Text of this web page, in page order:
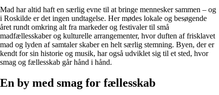
Mad har altid haft en særlig evne til at bringe mennesker sammen – og
i Roskilde er det ingen undtagelse. Her mødes lokale og besøgende
året rundt omkring alt fra markeder og festivaler til små
madfællesskaber og kulturelle arrangementer, hvor duften af frisklavet
mad og lyden af samtaler skaber en helt særlig stemning. Byen, der er
kendt for sin historie og musik, har også udviklet sig til et sted, hvor
smag og fællesskab går hånd i hånd.
En by med smag for fællesskab